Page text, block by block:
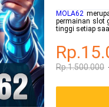
MOLA62
permainan slot
tinggi setiap
Rp.1.500.000